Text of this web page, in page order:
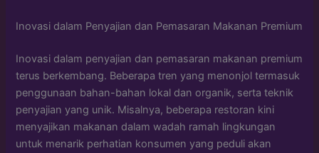
Inovasi dalam Penyajian dan Pemasaran Makanan Premium
Inovasi dalam penyajian dan pemasaran makanan premium
terus berkembang. Beberapa tren yang menonjol termasuk
penggunaan bahan-bahan lokal dan organik, serta teknik
penyajian yang unik. Misalnya, beberapa restoran kini
menyajikan makanan dalam wadah ramah lingkungan
untuk menarik perhatian konsumen yang peduli akan